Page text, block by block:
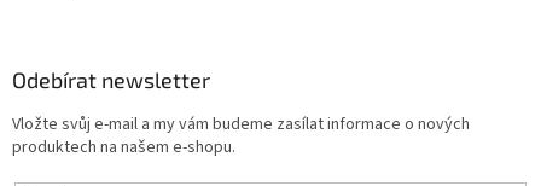
Odebírat newsletter
Vložte svůj e-mail a my vám budeme zasílat informace o nových
produktech na našem e-shopu.